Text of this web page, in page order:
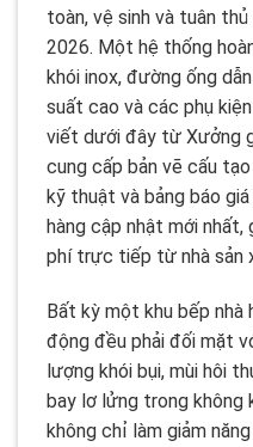
toàn, vệ sinh và tuân
2026. Một hệ thống
khói inox, đường ống
suất cao và các phụ
viết dưới đây từ Xưởng
cung cấp bản vẽ cấu
kỹ thuật và bảng báo
hàng cập nhật mới
phí trực tiếp từ nhà sản
Bất kỳ một khu bếp nhà
động đều phải đối mặt
lượng khói bụi, mùi hôi
bay lơ lửng trong không
không chỉ làm giảm